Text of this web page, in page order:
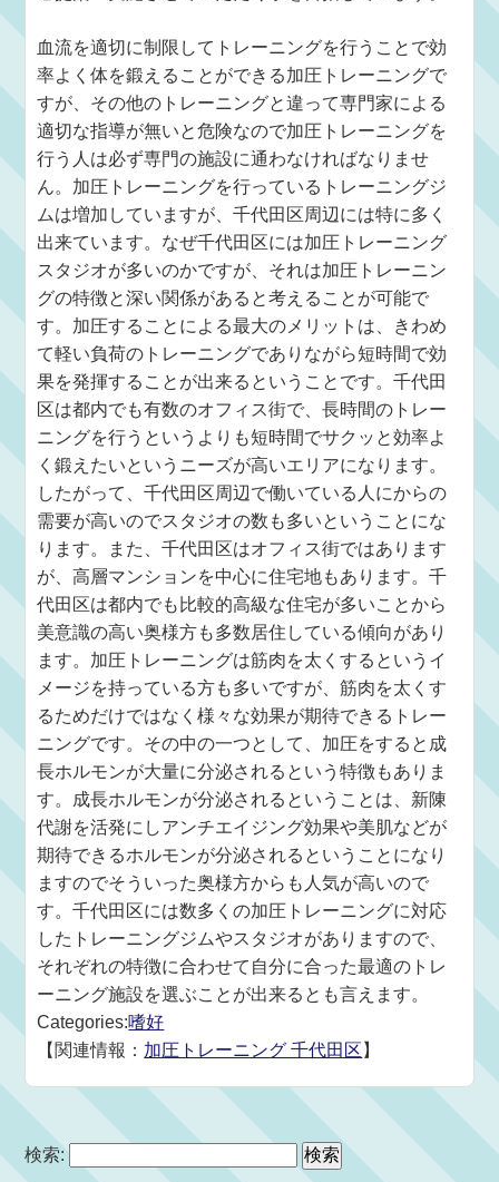
血流を適切に制限してトレーニングを行うことで効
率よく体を鍛えることができる加圧トレーニングで
すが、その他のトレーニングと違って専門家による
適切な指導が無いと危険なので加圧トレーニングを
行う人は必ず専門の施設に通わなければなりませ
ん。加圧トレーニングを行っているトレーニングジ
ムは増加していますが、千代田区周辺には特に多く
出来ています。なぜ千代田区には加圧トレーニング
スタジオが多いのかですが、それは加圧トレーニン
グの特徴と深い関係があると考えることが可能で
す。加圧することによる最大のメリットは、きわめ
て軽い負荷のトレーニングでありながら短時間で効
果を発揮することが出来るということです。千代田
区は都内でも有数のオフィス街で、長時間のトレー
ニングを行うというよりも短時間でサクッと効率よ
く鍛えたいというニーズが高いエリアになります。
したがって、千代田区周辺で働いている人にからの
需要が高いのでスタジオの数も多いということにな
ります。また、千代田区はオフィス街ではあります
が、高層マンションを中心に住宅地もあります。千
代田区は都内でも比較的高級な住宅が多いことから
美意識の高い奥様方も多数居住している傾向があり
ます。加圧トレーニングは筋肉を太くするというイ
メージを持っている方も多いですが、筋肉を太くす
るためだけではなく様々な効果が期待できるトレー
ニングです。その中の一つとして、加圧をすると成
長ホルモンが大量に分泌されるという特徴もありま
す。成長ホルモンが分泌されるということは、新陳
代謝を活発にしアンチエイジング効果や美肌などが
期待できるホルモンが分泌されるということになり
ますのでそういった奥様方からも人気が高いので
す。千代田区には数多くの加圧トレーニングに対応
したトレーニングジムやスタジオがありますので、
それぞれの特徴に合わせて自分に合った最適のトレ
ーニング施設を選ぶことが出来るとも言えます。
Categories:嗜好
【関連情報： 加圧トレーニング 千代田区 】
検索: